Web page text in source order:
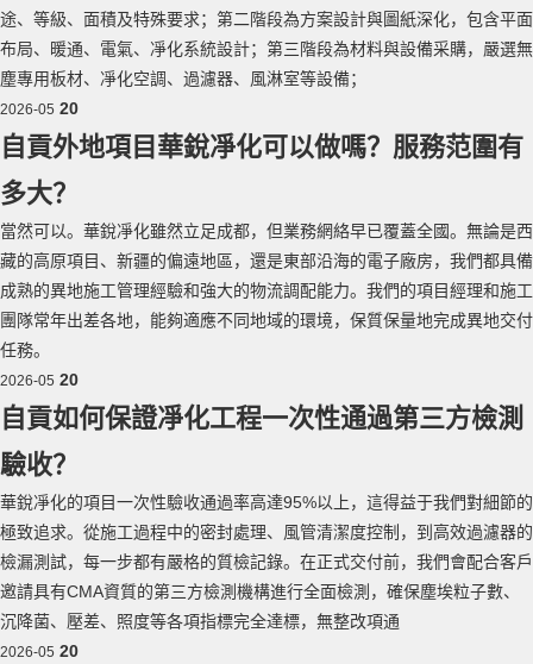
途、等級、面積及特殊要求；第二階段為方案設計與圖紙深化，包含平面
布局、暖通、電氣、凈化系統設計；第三階段為材料與設備采購，嚴選無
塵專用板材、凈化空調、過濾器、風淋室等設備；
2026-05 20
自貢外地項目華銳凈化可以做嗎？服務范圍有
多大？
當然可以。華銳凈化雖然立足成都，但業務網絡早已覆蓋全國。無論是西
藏的高原項目、新疆的偏遠地區，還是東部沿海的電子廠房，我們都具備
成熟的異地施工管理經驗和強大的物流調配能力。我們的項目經理和施工
團隊常年出差各地，能夠適應不同地域的環境，保質保量地完成異地交付
任務。
2026-05 20
自貢如何保證凈化工程一次性通過第三方檢測
驗收？
華銳凈化的項目一次性驗收通過率高達95%以上，這得益于我們對細節的
極致追求。從施工過程中的密封處理、風管清潔度控制，到高效過濾器的
檢漏測試，每一步都有嚴格的質檢記錄。在正式交付前，我們會配合客戶
邀請具有CMA資質的第三方檢測機構進行全面檢測，確保塵埃粒子數、
沉降菌、壓差、照度等各項指標完全達標，無整改項通
2026-05 20